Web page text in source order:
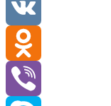
Telegram
VK
Odnoklassniki